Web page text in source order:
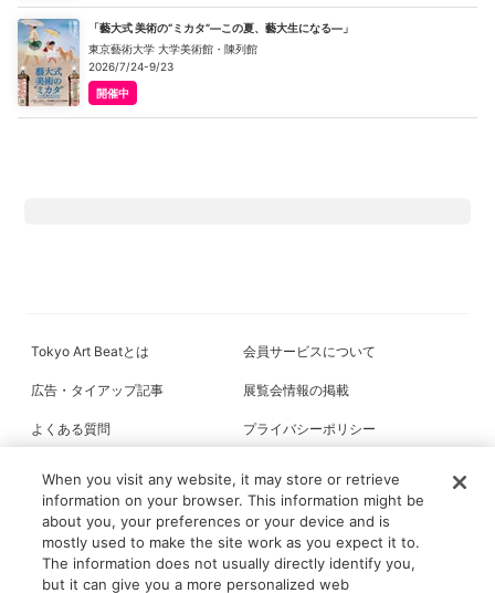
「藝大式 美術の“ミカタ”―この夏、藝大生になる―」
東京藝術大学 大学美術館・陳列館
2026/7/24-9/23
開催中
Tokyo Art Beatとは 会員サービスについて
広告・タイアップ記事 展覧会情報の掲載
よくある質問 プライバシーポリシー
All content on this site is © its respective owner(s). Tokyo Art Beat (2004-
2026).
When you visit any website, it may store or retrieve
information on your browser. This information might be
about you, your preferences or your device and is
mostly used to make the site work as you expect it to.
The information does not usually directly identify you,
but it can give you a more personalized web